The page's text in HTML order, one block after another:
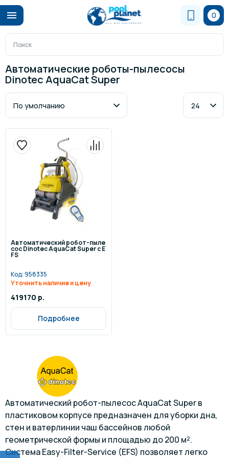
0
Автоматические роботы-пылесосы
Dinotec AquaCat Super
Автоматический робот-пыле
сос Dinotec AquaCat Super с E
FS
Код:958335
Уточнить наличие и цену
419170 р.
Подробнее
Автоматический робот-пылесос AquaCat Super в
пластиковом корпусе предназначен для уборки дна,
стен и ватерлинии чаш бассейнов любой
геометрической формы и площадью до 200 м².
Система Easy-Filter-Service (EFS) позволяет легко